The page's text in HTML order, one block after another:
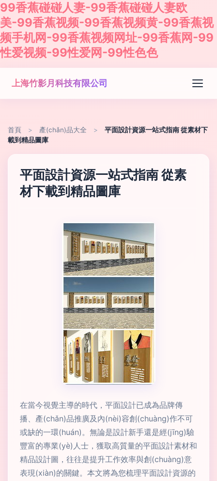
99香蕉碰碰人妻-99香蕉碰碰人妻欧
美-99香蕉视频-99香蕉视频黄-99香蕉视
频手机网-99香蕉视频网址-99香蕉网-99
性爱视频-99性爱网-99性色色
上海竹影月科技有限公司
首頁 > 產(chǎn)品大全 >
平面設計資源一站式指南 從素材下
載到精品圖庫
平面設計資源一站式指南 從素
材下載到精品圖庫
在當今視覺主導的時代，平面設計已成為品牌傳
播、產(chǎn)品推廣及內(nèi)容創(chuàng)作不可
或缺的一環(huán)。無論是設計新手還是經(jīng)驗
豐富的專業(yè)人士，獲取高質量的平面設計素材和
精品設計圖，往往是提升工作效率與創(chuàng)意
表現(xiàn)的關鍵。本文將為您梳理平面設計資源的